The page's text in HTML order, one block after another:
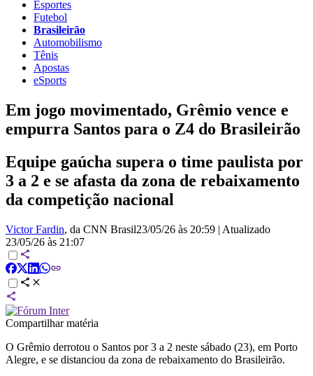
Esportes
Futebol
Brasileirão
Automobilismo
Tênis
Apostas
eSports
Em jogo movimentado, Grêmio vence e
empurra Santos para o Z4 do Brasileirão
Equipe gaúcha supera o time paulista por
3 a 2 e se afasta da zona de rebaixamento
da competição nacional
Victor Fardin, da CNN Brasil23/05/26 às 20:59 | Atualizado
23/05/26 às 21:07
Compartilhar matéria
O Grêmio derrotou o Santos por 3 a 2 neste sábado (23), em Porto
Alegre, e se distanciou da zona de rebaixamento do Brasileirão.